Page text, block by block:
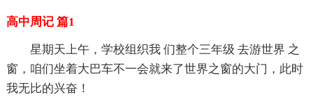
高中周记 篇1
星期天上午，学校组织我 们整个三年级 去游世界 之
窗，咱们坐着大巴车不一会就来了世界之窗的大门，此时
我无比的兴奋！